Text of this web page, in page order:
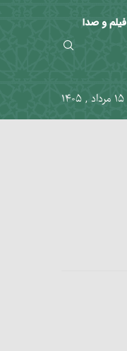
فیلم و صدا